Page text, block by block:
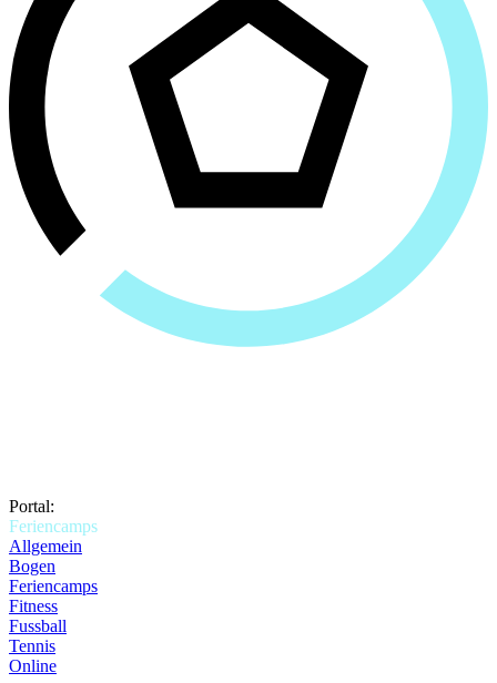
Portal:
Feriencamps
Allgemein
Bogen
Feriencamps
Fitness
Fussball
Tennis
Online